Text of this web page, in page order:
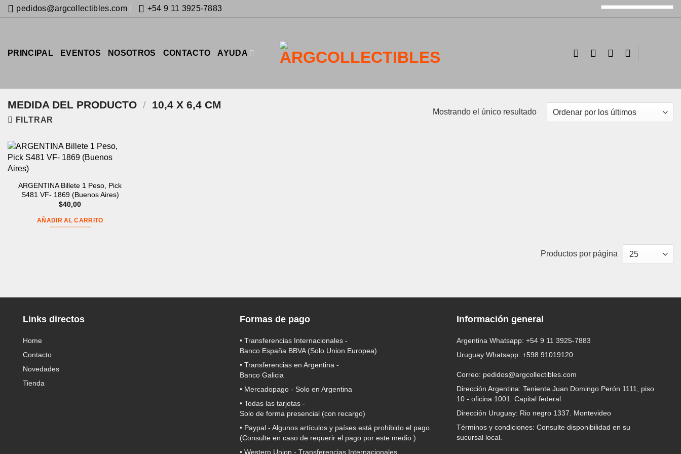
Saltar
al
pedidos@argcollectibles.com +54 9 11 3925-7883
PRINCIPAL EVENTOS NOSOTROS CONTACTO AYUDA
MEDIDA DEL PRODUCTO / 10,4 X 6,4 CM
FILTRAR
Mostrando el único resultado
ARGENTINA Billete 1 Peso, Pick
S481 VF- 1869 (Buenos Aires)
$40,00
AÑADIR AL CARRITO
Productos por página
Links directos
Home
Contacto
Novedades
Tienda
Formas de pago
• Transferencias Internacionales -
Banco España BBVA(Solo Union Europea)
• Transferencias en Argentina -
Banco Galicia
• Mercadopago - Solo en Argentina
• Todas las tarjetas -
Solo de forma presencial (con recargo)
• Paypal - Algunos artículos y países está prohibido el pago.
(Consulte en caso de requerir el pago por este medio )
• Western Union - Transferencias Internacionales
Información general
Argentina Whatsapp: +54 9 11 3925-7883
Uruguay Whatsapp: +598 91019120
Correo: pedidos@argcollectibles.com
Dirección Argentina: Teniente Juan Domingo Perón 1111, piso
10 - oficina 1001. Capital federal.
Dirección Uruguay: Rio negro 1337. Montevideo
Términos y condiciones: Consulte disponibilidad en su
sucursal local.